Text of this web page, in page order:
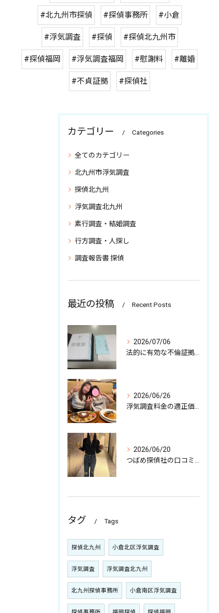
#北九州市探偵 #探偵事務所 #小倉
#浮気調査 #探偵 #探偵北九州市
#探偵福岡 #浮気調査福岡 #慰謝料 #離婚
#不貞証拠 #探偵社
カテゴリー Categories
全てのカテゴリー
北九州市浮気調査
探偵北九州
浮気調査北九州
素行調査・結婚調査
行方調査・人探し
調査報告書 探偵
最近の投稿 Recent Posts
2026/07/06
法的に有効な不倫証拠の収集について
2026/06/26
浮気調査料金の適正価格と注意点
2026/06/20
つばめ探偵社の口コミ徹底解剖と特徴から見る依頼時の安心ポイント
タグ Tags
探偵北九州 小倉北区浮気調査
浮気調査 浮気調査北九州
北九州探偵事務所 小倉南区浮気調査